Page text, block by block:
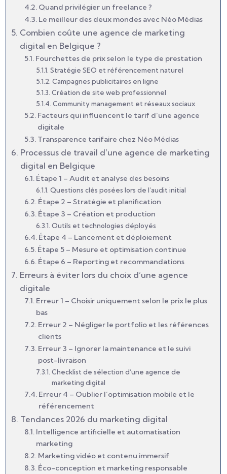
Quand privilégier un freelance ?
Le meilleur des deux mondes avec Néo Médias
Combien coûte une agence de marketing
digital en Belgique ?
Fourchettes de prix selon le type de prestation
Stratégie SEO et référencement naturel
Campagnes publicitaires en ligne
Création de site web professionnel
Community management et réseaux sociaux
Facteurs qui influencent le tarif d’une agence
digitale
Transparence tarifaire chez Néo Médias
Processus de travail d’une agence de marketing
digital en Belgique
Étape 1 – Audit et analyse des besoins
Questions clés posées lors de l’audit initial
Étape 2 – Stratégie et planification
Étape 3 – Création et production
Outils et technologies déployés
Étape 4 – Lancement et déploiement
Étape 5 – Mesure et optimisation continue
Étape 6 – Reporting et recommandations
Erreurs à éviter lors du choix d’une agence
digitale
Erreur 1 – Choisir uniquement selon le prix le plus
bas
Erreur 2 – Négliger le portfolio et les références
clients
Erreur 3 – Ignorer la maintenance et le suivi
post-livraison
Checklist de sélection d’une agence de
marketing digital
Erreur 4 – Oublier l’optimisation mobile et le
référencement
Tendances 2026 du marketing digital
Intelligence artificielle et automatisation
marketing
Marketing vidéo et contenu immersif
Éco-conception et marketing responsable